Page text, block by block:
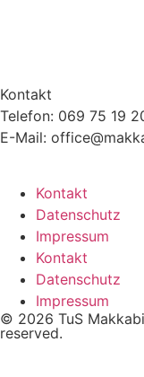
Kontakt
Telefon: 069 75 19
E-Mail:
Kontakt
Datenschutz
Impressum
Kontakt
Datenschutz
Impressum
© 2026 TuS
reserved.